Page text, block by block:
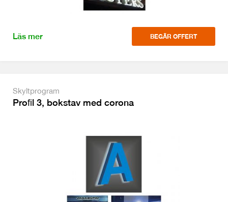
Läs mer BEGÄR OFFERT
Skyltprogram
Proﬁl 3, bokstav med corona